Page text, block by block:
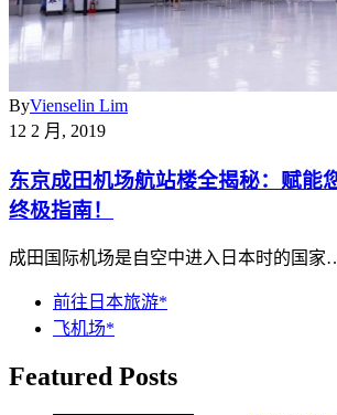
ByVienselin Lim
12 2 月, 2019
东京成田机场航站楼全揭秘：赋能
终极指南！
成田国际机场是自空中进入日本时的国家
前往日本旅游*
飞机场*
Featured Posts